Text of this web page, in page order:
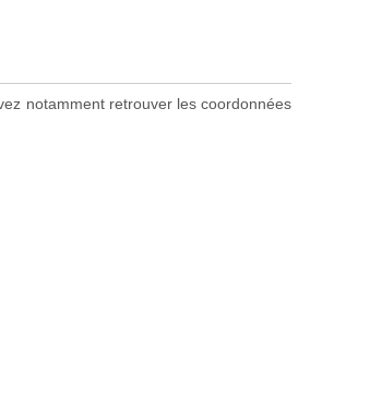
notamment retrouver les coordonnées